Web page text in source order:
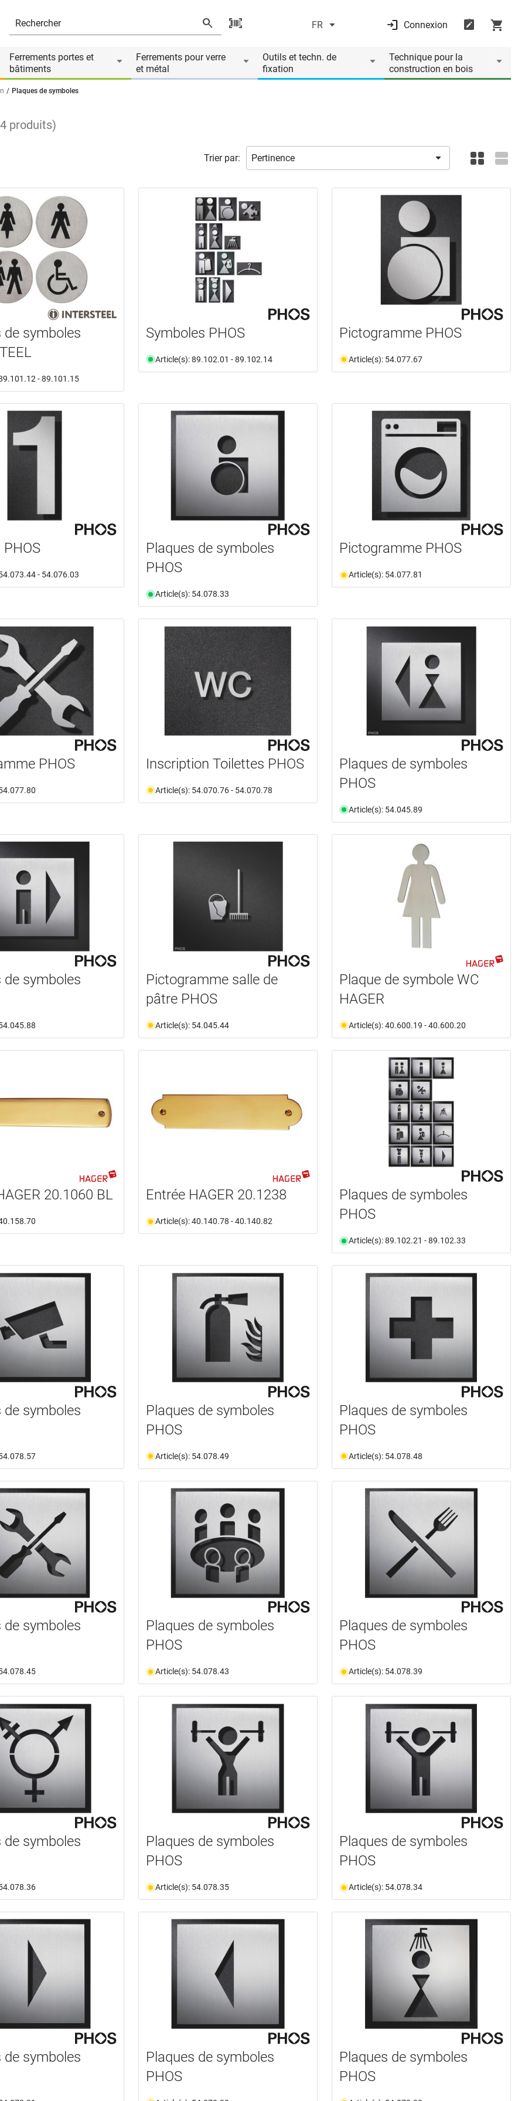
FR Connexion
Ferrements portes et
bâtiments
Ferrements pour verre
et métal
Outils et techn. de
fixation
Technique pour la
construction en bois
Plaques de symboles
produits)
Trier par:
de symboles
- 89.101.15
Symboles PHOS
Article(s): 89.102.01 - 89.102.14
Pictogramme PHOS
Article(s): 54.077.67
- 54.076.03
Plaques de symboles
PHOS
Article(s): 54.078.33
Pictogramme PHOS
Article(s): 54.077.81
PHOS Inscription Toilettes PHOS
Article(s): 54.070.76 - 54.070.78
Plaques de symboles
PHOS
Article(s): 54.045.89
de symboles
Pictogramme salle de
pâtre PHOS
Article(s): 54.045.44
Plaque de symbole WC
HAGER
Article(s): 40.600.19 - 40.600.20
20.1060 BL Entrée HAGER 20.1238
Article(s): 40.140.78 - 40.140.82
Plaques de symboles
PHOS
Article(s): 89.102.21 - 89.102.33
de symboles
Plaques de symboles
PHOS
Article(s): 54.078.49
Plaques de symboles
PHOS
Article(s): 54.078.48
de symboles
Plaques de symboles
PHOS
Article(s): 54.078.43
Plaques de symboles
PHOS
Article(s): 54.078.39
de symboles
Plaques de symboles
PHOS
Article(s): 54.078.35
Plaques de symboles
PHOS
Article(s): 54.078.34
de symboles
Plaques de symboles
PHOS
Plaques de symboles
PHOS